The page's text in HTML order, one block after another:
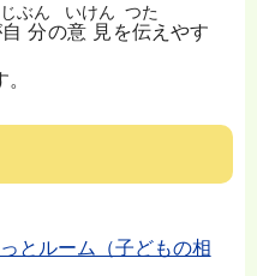
自分
じぶん
の意見
いけん
を伝
つた
えやす
とルーム（子どもの相